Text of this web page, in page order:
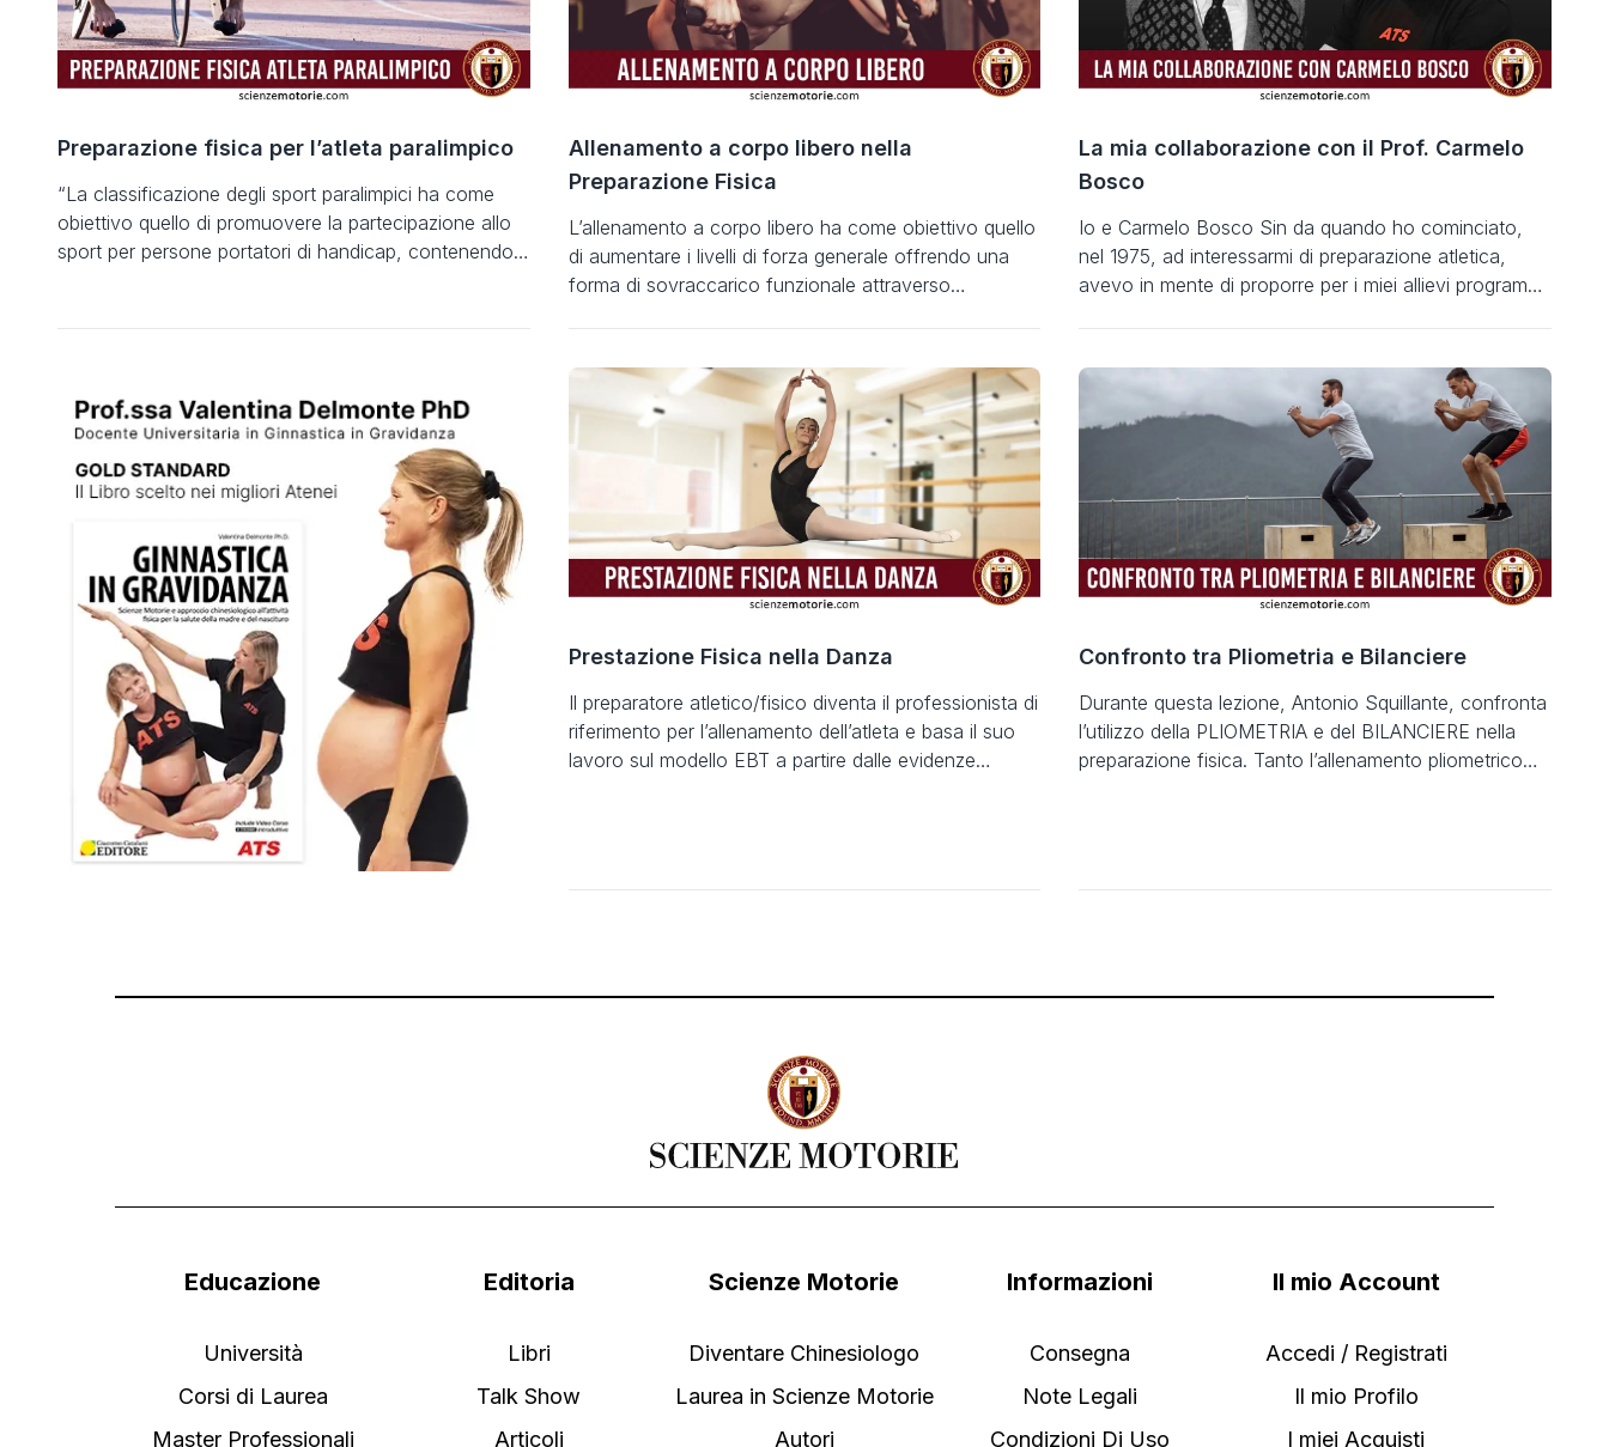
Preparazione fisica per l’atleta paralimpico
“La classificazione degli sport paralimpici ha come
obiettivo quello di promuovere la partecipazione allo
sport per persone portatori di handicap, contenendo i
Zanardi a Cervia si è classificato al […]
Allenamento a corpo libero nella
Preparazione Fisica
L’allenamento a corpo libero ha come obiettivo quello
di aumentare i livelli di forza generale offrendo una
forma di sovraccarico funzionale attraverso
aumentare i livelli di forza massima relativa,
ottimizzare la composizione corporea, migliorare la
postura e stabilire […]
La mia collaborazione con il Prof. Carmelo
Bosco
Io e Carmelo Bosco Sin da quando ho cominciato,
nel 1975, ad interessarmi di preparazione atletica,
avevo in mente di proporre per i miei allievi programmi
tempi in cui i preparatori non avevano un ruolo ben
definito e la maggior parte erano […]
Prestazione Fisica nella Danza
Il preparatore atletico/fisico diventa il professionista di
riferimento per l’allenamento dell’atleta e basa il suo
lavoro sul modello EBT a partire dalle evidenze
Confronto tra Pliometria e Bilanciere
Durante questa lezione, Antonio Squillante, confronta
l’utilizzo della PLIOMETRIA e del BILANCIERE nella
preparazione fisica. Tanto l’allenamento pliometrico
Educazione
Università
Corsi di Laurea
Master Professionali
Editoria
Libri
Talk Show
Articoli
Scienze Motorie
Diventare Chinesiologo
Laurea in Scienze Motorie
Autori
Informazioni
Consegna
Note Legali
Condizioni Di Uso
Il mio Account
Accedi / Registrati
Il mio Profilo
I miei Acquisti